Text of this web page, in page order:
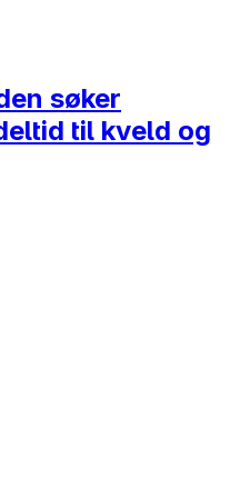
søker
til kveld og